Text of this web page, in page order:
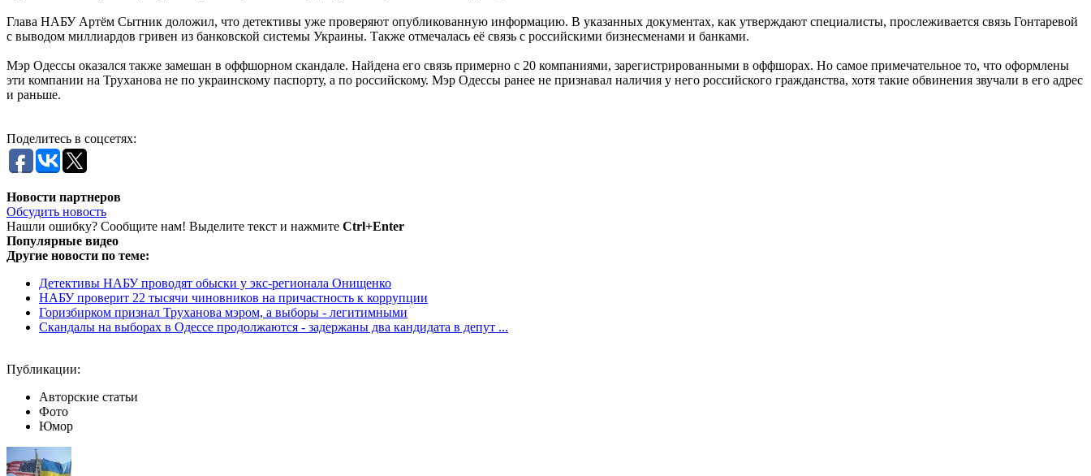
Глава НАБУ Артём Сытник доложил, что детективы уже проверяют опубликованную информацию. В указанных документах, как утверждают специалисты, прослеживается связь Гонтаревой
с выводом миллиардов гривен из банковской системы Украины. Также отмечалась её связь с российскими бизнесменами и банками.
Мэр Одессы оказался также замешан в оффшорном скандале. Найдена его связь примерно с 20 компаниями, зарегистрированными в оффшорах. Но самое примечательное то, что оформлены
эти компании на Труханова не по украинскому паспорту, а по российскому. Мэр Одессы ранее не признавал наличия у него российского гражданства, хотя такие обвинения звучали в его адрес
и раньше.
Поделитесь в соцсетях:
Новости партнеров
Обсудить новость
Нашли ошибку? Сообщите нам! Выделите текст и нажмите Ctrl+Enter
Популярные видео
Другие новости по теме:
Детективы НАБУ проводят обыски у экс-регионала Онищенко
НАБУ проверит 22 тысячи чиновников на причастность к коррупции
Горизбирком признал Труханова мэром, а выборы - легитимными
Скандалы на выборах в Одессе продолжаются - задержаны два кандидата в депут ...
Публикации:
Авторские статьи
Фото
Юмор